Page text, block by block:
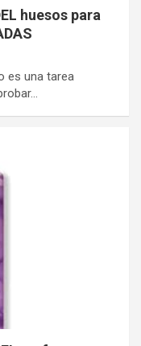
huesos para
es una tarea